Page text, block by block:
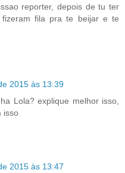
reporter, depois de tu ter
fila pra te beijar e te
2015 às 13:39
Lola? explique melhor isso,
isso
2015 às 13:47